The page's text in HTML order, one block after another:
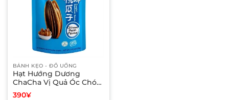
BÁNH KẸO - ĐỒ UỐNG
Hạt Hướng Dương
ChaCha Vị Quả Óc Chó
(108g)
390¥